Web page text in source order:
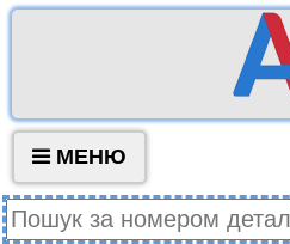
МЕНЮ